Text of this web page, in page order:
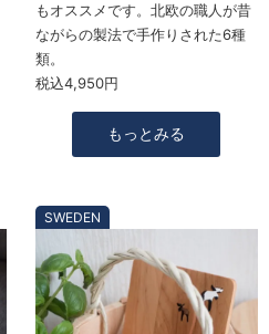
もオススメです。北欧の職人が昔
ながらの製法で手作りされた6種
類。
税込4,950円
もっとみる
SWEDEN